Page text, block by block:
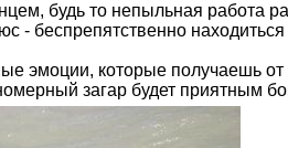
будь то непыльная работа
- беспрепятственно
эмоции, которые получаешь от
загар будет приятным